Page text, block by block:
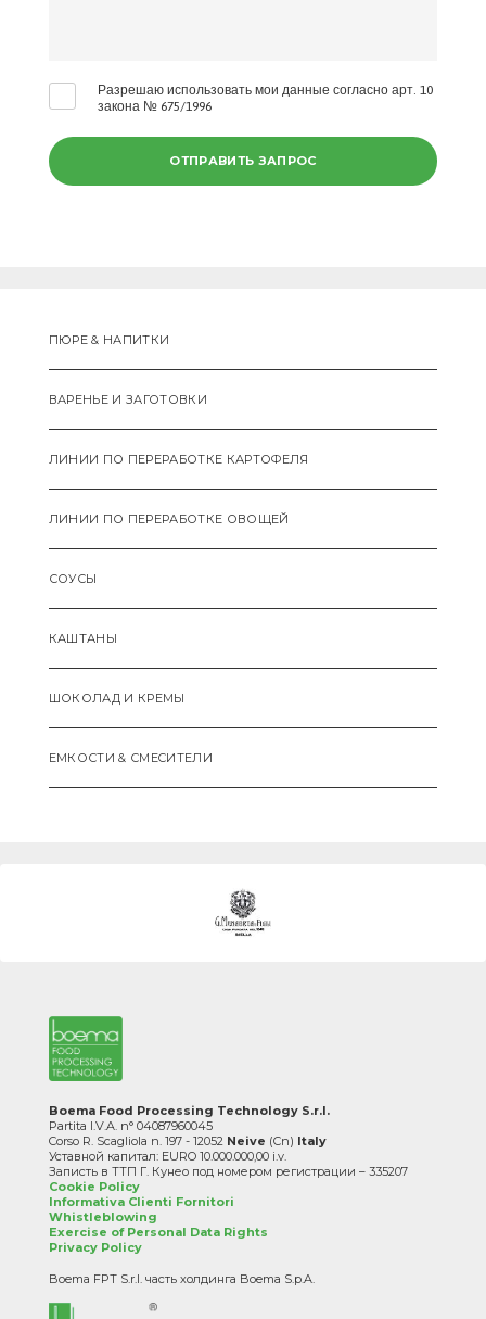
Разрешаю использовать мои данные согласно арт. 10
закона № 675/1996
ПЮРЕ & НАПИТКИ
ВАРЕНЬЕ И ЗАГОТОВКИ
ЛИНИИ ПО ПЕРЕРАБОТКЕ КАРТОФЕЛЯ
ЛИНИИ ПО ПЕРЕРАБОТКЕ ОВОЩЕЙ
СОУСЫ
КАШТАНЫ
ШОКОЛАД И КРЕМЫ
ЕМКОСТИ & СМЕCИТЕЛИ
Boema Food Processing Technology S.r.l.
Partita I.V.A. n° 04087960045
Corso R. Scagliola n. 197 - 12052 Neive (Cn) Italy
Уставной капитал: EURO 10.000.000,00 i.v.
Записть в ТТП Г. Кунео под номером регистрации – 335207
Cookie Policy
Informativa Clienti Fornitori
Whistleblowing
Exercise of Personal Data Rights
Privacy Policy
Boema FPT S.r.l. часть холдинга Boema S.p.A.